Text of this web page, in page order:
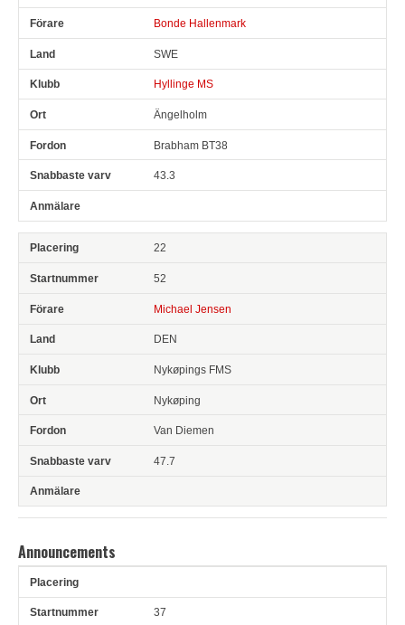
Bonde Hallenmark
SWE
Hyllinge MS
Ängelholm
Brabham BT38
43.3
22
52
Michael Jensen
DEN
Nykøpings FMS
Nykøping
Van Diemen
47.7
Announcements
Pl Snr
37